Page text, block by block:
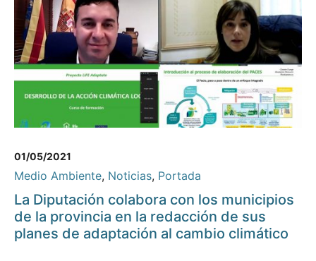
01/05/2021
Medio Ambiente, Noticias, Portada
La Diputación colabora con los municipios
de la provincia en la redacción de sus
planes de adaptación al cambio climático